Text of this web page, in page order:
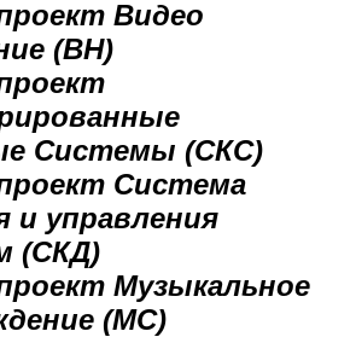
Видео
(ВН)
Системы (СКС)
Система
и управления
(СКД)
Музыкальное
(МС)